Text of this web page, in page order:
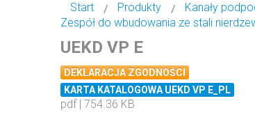
Start Produkty Kanały
Zespół do wbudowania ze stali
UEKD VP E
DEKLARACJA ZGODNOŚCI
KARTA KATALOGOWA UEKD VP E_PL
pdf | 754.36 KB